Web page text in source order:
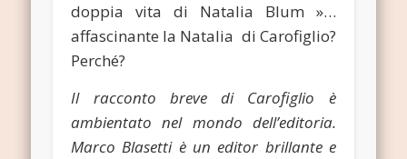
doppia vita di Natalia Blum »…
affascinante la Natalia di Carofiglio?
Perché?
Il racconto breve di Carofiglio è
ambientato nel mondo dell’editoria.
Marco Blasetti è un editor brillante e